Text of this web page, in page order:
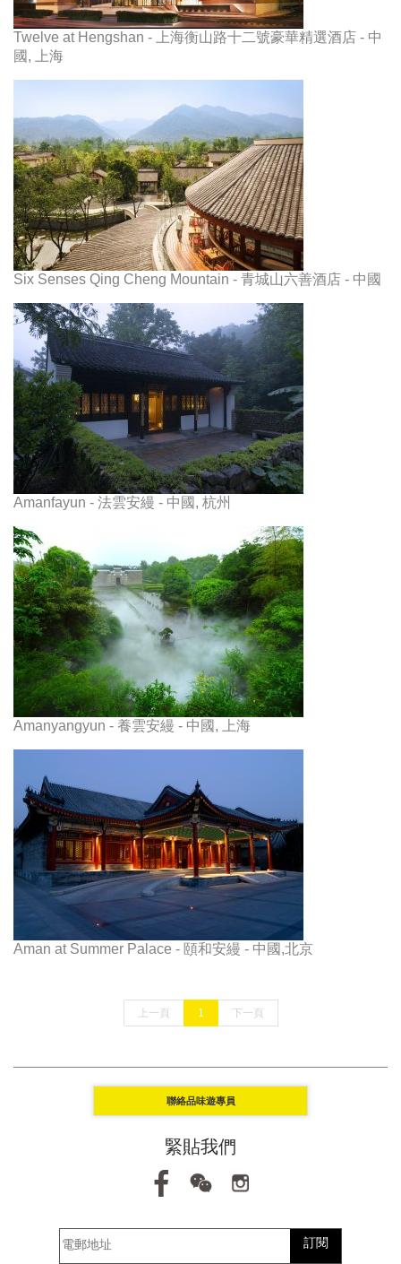
Twelve at Hengshan - 上海衡山路十二號豪華精選酒店 - 中
國, 上海
Six Senses Qing Cheng Mountain - 青城山六善酒店 - 中國
Amanfayun - 法雲安縵 - 中國, 杭州
Amanyangyun - 養雲安縵 - 中國, 上海
Aman at Summer Palace - 頤和安縵 - 中國,北京
上一頁 1 下一頁
聯絡品味遊專員
緊貼我們
訂閱